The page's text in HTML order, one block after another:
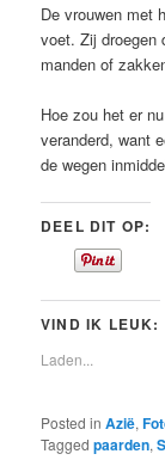
De vrouwen met
voet. Zij droegen
manden of
Hoe zou het er
veranderd, want
de wegen
DEEL DIT OP:
VIND IK LEUK:
Laden...
Posted in Azië,
Tagged paarden,